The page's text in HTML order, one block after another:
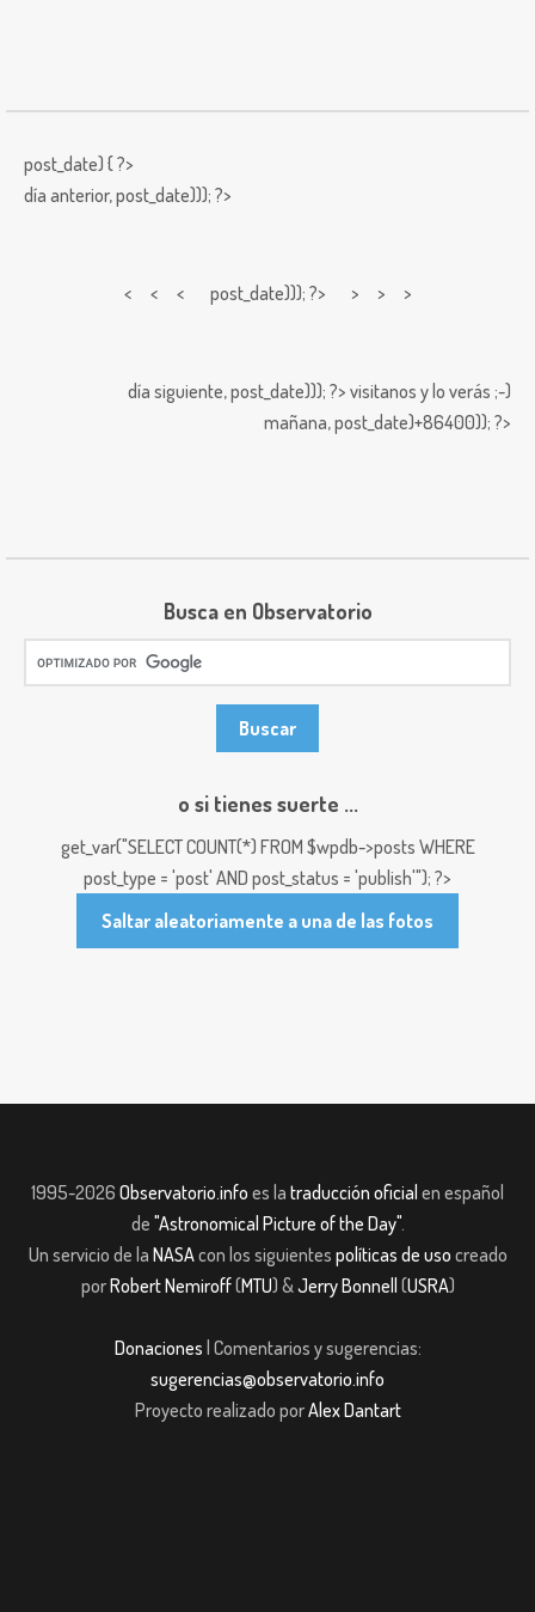
post_date) { ?>
día anterior,post_date))); ?>
< < < post_date))); ?> > > >
día siguiente,post_date))); ?> visitanos y lo verás ;-)
mañana,post_date)+86400)); ?>
Busca en Observatorio
o si tienes suerte ...
get_var("SELECT COUNT(*) FROM $wpdb->posts WHERE
post_type = 'post' AND post_status = 'publish'"); ?>
Saltar aleatoriamente a una de las fotos
1995-2026 Observatorio.info es la traducción oficial en español
de "Astronomical Picture of the Day".
Un servicio de la NASAcon los siguientes políticas de uso creado
porRobert Nemiroff(MTU) &Jerry Bonnell (USRA)
Donaciones | Comentarios y sugerencias:
sugerencias@observatorio.info
Proyecto realizado porAlex Dantart